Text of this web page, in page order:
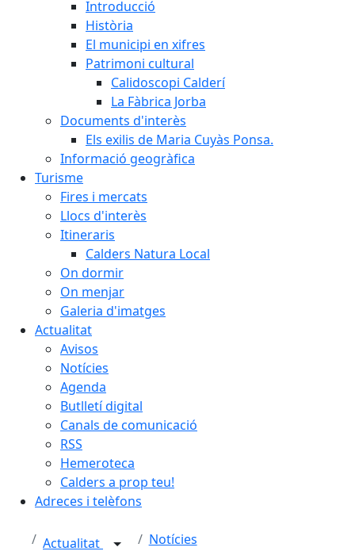
Introducció
Història
El municipi en xifres
Patrimoni cultural
Calidoscopi Calderí
La Fàbrica Jorba
Documents d'interès
Els exilis de Maria Cuyàs Ponsa.
Informació geogràfica
Turisme
Fires i mercats
Llocs d'interès
Itineraris
Calders Natura Local
On dormir
On menjar
Galeria d'imatges
Actualitat
Avisos
Notícies
Agenda
Butlletí digital
Canals de comunicació
RSS
Hemeroteca
Calders a prop teu!
Adreces i telèfons
Actualitat Notícies